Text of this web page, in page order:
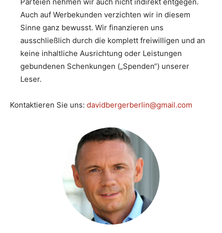
Parteien nehmen wir auch nicht indirekt entgegen.
Auch auf Werbekunden verzichten wir in diesem
Sinne ganz bewusst. Wir finanzieren uns
ausschließlich durch die komplett freiwilligen und an
keine inhaltliche Ausrichtung oder Leistungen
gebundenen Schenkungen („Spenden“) unserer
Leser.
Kontaktieren Sie uns: davidbergerberlin@gmail.com